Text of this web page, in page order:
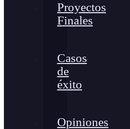
Proyectos
Finales
Casos
de
éxito
Opiniones